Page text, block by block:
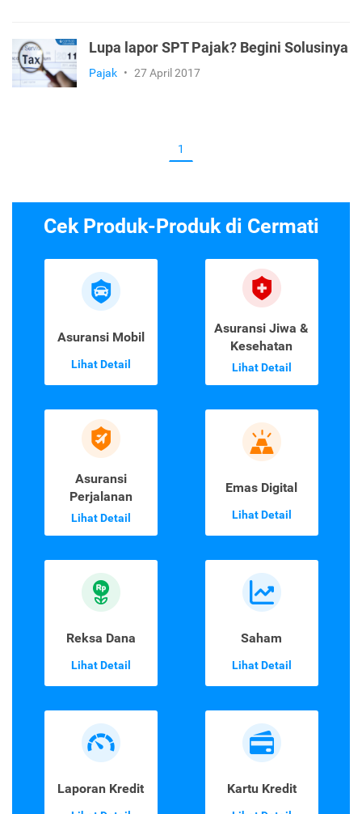
Lupa lapor SPT Pajak? Begini Solusinya
Pajak • 27 April 2017
1
Cek Produk-Produk di Cermati
Asuransi Mobil
Lihat Detail
Asuransi Jiwa &
Kesehatan
Lihat Detail
Asuransi
Perjalanan
Lihat Detail
Emas Digital
Lihat Detail
Reksa Dana
Lihat Detail
Saham
Lihat Detail
Laporan Kredit Kartu Kredit